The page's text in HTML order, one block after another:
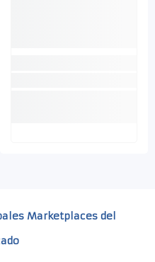
Marketplaces del